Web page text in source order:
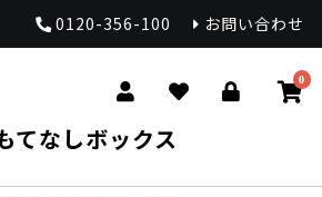
0120-356-100 お問い合わせ
0
てなしボックス